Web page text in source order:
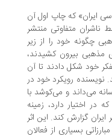
که چاپ اول آن
متفاوتی منتشر
خود را از زیر
بیرون کشیدند،
شکل دادند تا آن
رویکرد خود در
و می‌کوشد با
دارد، زمینه
کند. این اثر
از فعالان